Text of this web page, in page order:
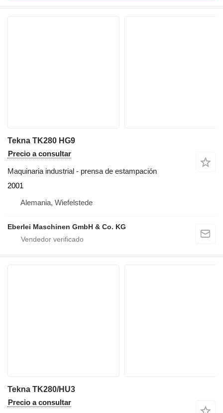
Tekna TK280 HG9
Precio a consultar
Maquinaria industrial - prensa de estampación
2001
Alemania, Wiefelstede
Eberlei Maschinen GmbH & Co. KG
Tekna TK280/HU3
Precio a consultar